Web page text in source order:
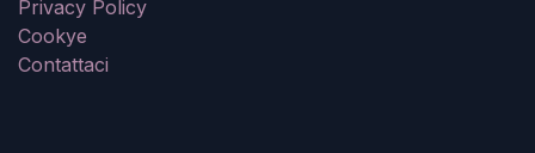
Privacy Policy
Cookye
Contattaci